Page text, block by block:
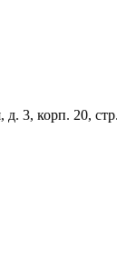
д. 3, корп. 20,